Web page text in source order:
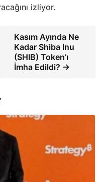
izliyor.
Kasım Ayında Ne
Kadar Shiba Inu
(SHIB) Token’ı
İmha Edildi? →